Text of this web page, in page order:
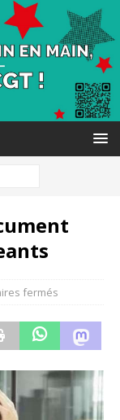
fermés